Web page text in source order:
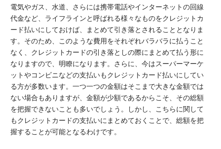
電気やガス、水道、さらには携帯電話やインターネットの回線
代金など、ライフラインと呼ばれる様々なものをクレジットカ
ード払いにしておけば、まとめて引き落とされることとなりま
す。そのため、このような費用をそれぞれバラバラに払うこと
なく、クレジットカードの引き落としの際にまとめて払う形に
なりますので、明瞭になります。さらに、今はスーパーマーケ
ットやコンビニなどの支払いもクレジットカード払いにしてい
る方が多数います。一つ一つの金額はそこまで大きな金額では
ない場合もありますが、金額が少額であるからこそ、その総額
を把握できないことも多いでしょう。しかし、こちらに関して
もクレジットカードの支払いにまとめておくことで、総額を把
握することが可能となるわけです。